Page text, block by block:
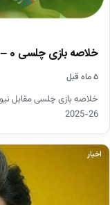
خلاصه بازی چلسی 0 – 1 نیوکسل (لیگ برتر انگلیس)
۵ ماه قبل
خلاصه بازی چلسی مقابل
26-2025
اخبار